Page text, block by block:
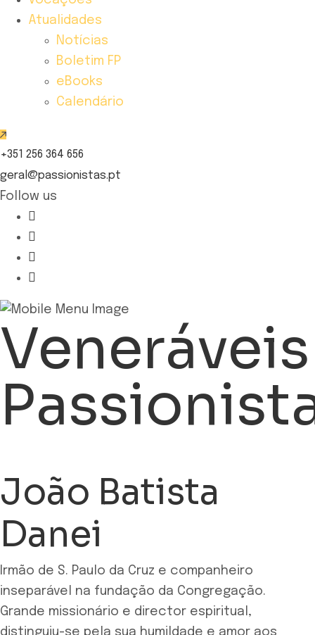
Atualidades
Notícias
Boletim FP
eBooks
Calendário
+351 256 364 656
geral@passionistas.pt
Follow us
Veneráveis
João Batista
Danei
Irmão de S. Paulo da Cruz e companheiro
inseparável na fundação da Congregação.
Grande missionário e director espiritual,
distinguiu-se pela sua humildade e amor aos